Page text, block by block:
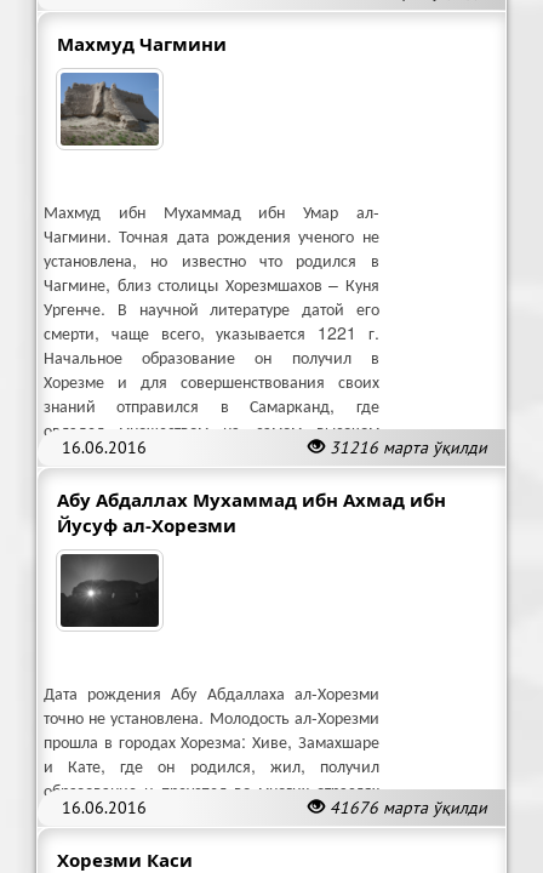
Махмуд Чагмини
16.06.2016 31216 марта ўқилди
Махмуд ибн Мухаммад ибн Умар ал-
Чагмини. Точная дата рождения ученого не
установлена, но известно что родился в
Чагмине, близ столицы Хорезмшахов – Куня
Ургенче. В научной литературе датой его
смерти, чаще всего, указывается 1221 г.
Начальное образование он получил в
Хорезме и для совершенствования своих
знаний отправился в Самарканд, где
овладел множеством на самом высоком
уровне наук.
Абу Абдаллах Мухаммад ибн Ахмад ибн
Йусуф ал-Хорезми
16.06.2016 41676 марта ўқилди
Дата рождения Абу Абдаллаха ал-Хорезми
точно не установлена. Молодость ал-Хорезми
прошла в городах Хорезма: Хиве, Замахшаре
и Кате, где он родился, жил, получил
образование и преуспел во многих отраслях
знания.
Хорезми Каси